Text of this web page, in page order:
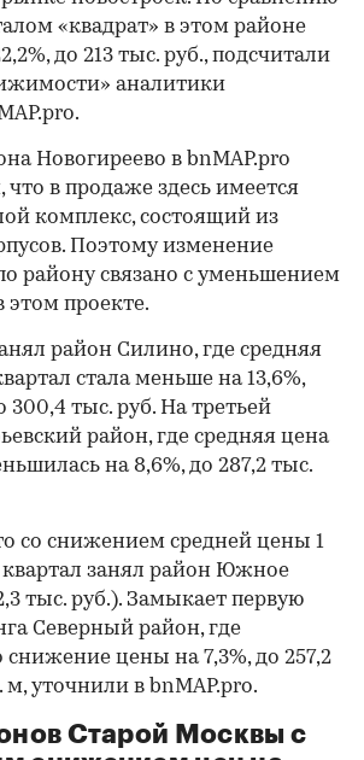
«квадрат» в этом районе
до 213 тыс. руб., подсчитали
аналитики
Новогиреево в bnMAP.pro
в продаже здесь имеется
комплекс, состоящий из
Поэтому изменение
району связано с уменьшением
этом проекте.
район Силино, где средняя
стала меньше на 13,6%,
300,4 тыс. руб. На третьей
район, где средняя цена
на 8,6%, до 287,2 тыс.
со снижением средней цены 1
квартал занял район Южное
тыс. руб.). Замыкает первую
Северный район, где
снижение цены на 7,3%, до 257,2
м, уточнили в bnMAP.pro.
Старой Москвы с